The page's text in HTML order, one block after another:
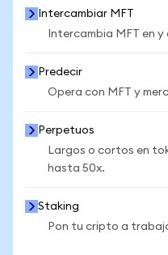
Intercambiar MFT
Intercambia MFT en
Predecir
Opera con MFT y
Perpetuos
Largos o cortos en
hasta 50x.
Staking
Pon tu cripto a